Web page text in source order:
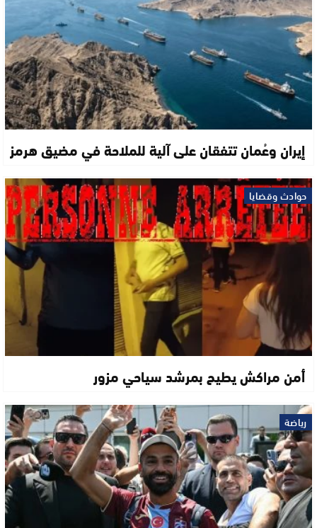
إيران وعُمان تتفقان على آلية للملاحة في مضيق هرمز
حوادث وقضايا
أمن مراكش يطيح بمرشد سياحي مزور
رياضة